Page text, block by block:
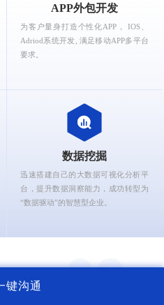
can Ruizhi Interactive provide for you?
APP外包开发
为客户量身打造个性化APP， IOS、
Adriod系统开发, 满足移动APP多平台
要求。
数据挖掘
迅速搭建自己的大数据可视化分析平
台，提升数据洞察能力，成功转型为
“数据驱动”的智慧型企业。
核心能力
键沟通